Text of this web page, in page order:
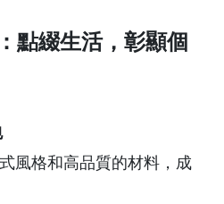
點綴生活，彰顯個
風格和高品質的材料，成